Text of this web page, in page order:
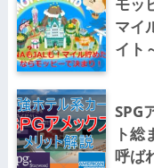
モッ
マイ
イト
SPG
ト総
呼ば